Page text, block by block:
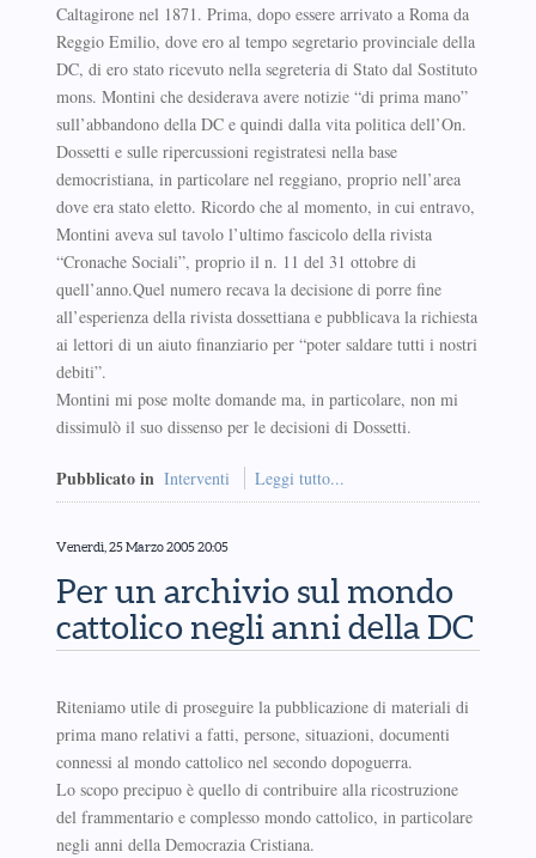
Caltagirone nel 1871. Prima, dopo essere arrivato a Roma da
Reggio Emilio, dove ero al tempo segretario provinciale della
DC, di ero stato ricevuto nella segreteria di Stato dal Sostituto
mons. Montini che desiderava avere notizie “di prima mano”
sull’abbandono della DC e quindi dalla vita politica dell’On.
Dossetti e sulle ripercussioni registratesi nella base
democristiana, in particolare nel reggiano, proprio nell’area
dove era stato eletto. Ricordo che al momento, in cui entravo,
Montini aveva sul tavolo l’ultimo fascicolo della rivista
“Cronache Sociali”, proprio il n. 11 del 31 ottobre di
quell’anno.Quel numero recava la decisione di porre fine
all’esperienza della rivista dossettiana e pubblicava la richiesta
ai lettori di un aiuto finanziario per “poter saldare tutti i nostri
debiti”.
Montini mi pose molte domande ma, in particolare, non mi
dissimulò il suo dissenso per le decisioni di Dossetti.
Pubblicato in Interventi Leggi tutto...
Venerdì, 25 Marzo 2005 20:05
Per un archivio sul mondo
cattolico negli anni della DC
Riteniamo utile di proseguire la pubblicazione di materiali di
prima mano relativi a fatti, persone, situazioni, documenti
connessi al mondo cattolico nel secondo dopoguerra.
Lo scopo precipuo è quello di contribuire alla ricostruzione
del frammentario e complesso mondo cattolico, in particolare
negli anni della Democrazia Cristiana.